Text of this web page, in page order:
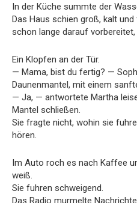
In der Küche summte der
Das Haus schien groß, kalt
schon lange darauf
Ein Klopfen an der Tür.
— Mama, bist du fertig? —
Daunenmantel, mit einem
— Ja, — antwortete Martha
Mantel schließen.
Sie fragte nicht, wohin sie
hören.
Im Auto roch es nach Kaffee
weiß.
Sie fuhren schweigend.
Das Radio murmelte